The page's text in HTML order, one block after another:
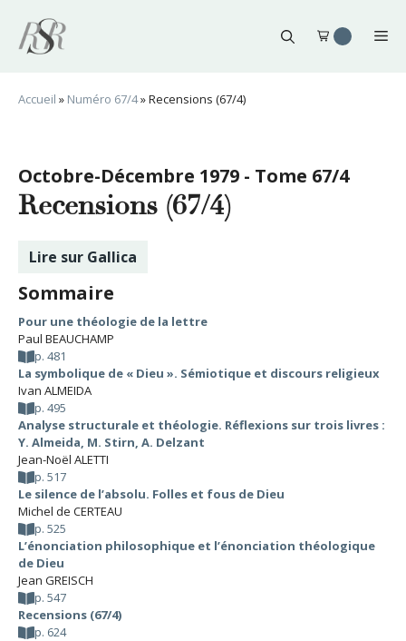
contenu
Accueil » Numéro 67/4»Recensions (67/4)
Octobre-Décembre 1979 - Tome 67/4
Recensions (67/4)
Lire sur Gallica
Sommaire
Pour une théologie de la lettre
Paul BEAUCHAMP
p. 481
La symbolique de « Dieu ». Sémiotique et discours religieux
Ivan ALMEIDA
p. 495
Analyse structurale et théologie. Réflexions sur trois livres :
Y. Almeida, M. Stirn, A. Delzant
Jean-Noël ALETTI
p. 517
Le silence de l’absolu. Folles et fous de Dieu
Michel de CERTEAU
p. 525
L’énonciation philosophique et l’énonciation théologique
de Dieu
Jean GREISCH
p. 547
Recensions (67/4)
p. 624